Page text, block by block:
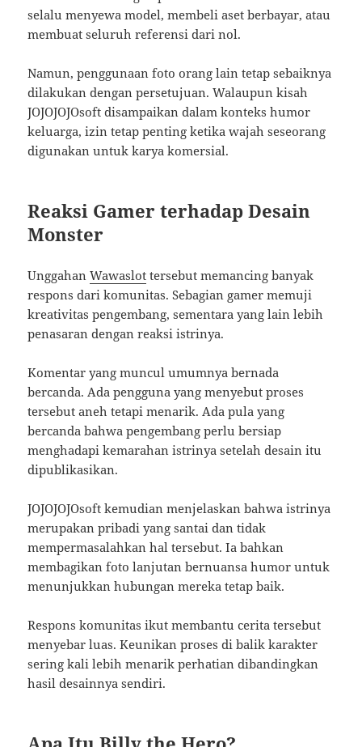
selalu menyewa model, membeli aset berbayar, atau
membuat seluruh referensi dari nol.
Namun, penggunaan foto orang lain tetap sebaiknya
dilakukan dengan persetujuan. Walaupun kisah
JOJOJOJOsoft disampaikan dalam konteks humor
keluarga, izin tetap penting ketika wajah seseorang
digunakan untuk karya komersial.
Reaksi Gamer terhadap Desain
Monster
UnggahanWawaslot tersebut memancing banyak
respons dari komunitas. Sebagian gamer memuji
kreativitas pengembang, sementara yang lain lebih
penasaran dengan reaksi istrinya.
Komentar yang muncul umumnya bernada
bercanda. Ada pengguna yang menyebut proses
tersebut aneh tetapi menarik. Ada pula yang
bercanda bahwa pengembang perlu bersiap
menghadapi kemarahan istrinya setelah desain itu
dipublikasikan.
JOJOJOJOsoft kemudian menjelaskan bahwa istrinya
merupakan pribadi yang santai dan tidak
mempermasalahkan hal tersebut. Ia bahkan
membagikan foto lanjutan bernuansa humor untuk
menunjukkan hubungan mereka tetap baik.
Respons komunitas ikut membantu cerita tersebut
menyebar luas. Keunikan proses di balik karakter
sering kali lebih menarik perhatian dibandingkan
hasil desainnya sendiri.